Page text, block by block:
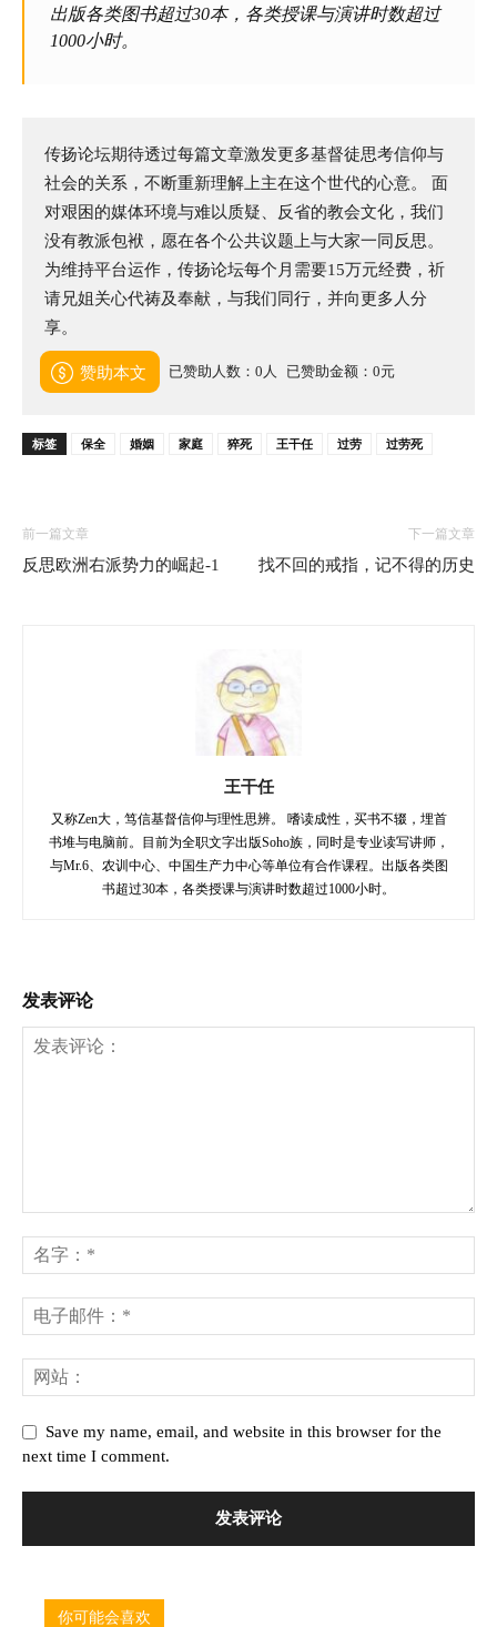
出版各类图书超过30本，各类授课与演讲时数超过
1000小时。
传扬论坛期待透过每篇文章激发更多基督徒思考信仰与
社会的关系，不断重新理解上主在这个世代的心意。 面
对艰困的媒体环境与难以质疑、反省的教会文化，我们
没有教派包袱，愿在各个公共议题上与大家一同反思。
为维持平台运作，传扬论坛每个月需要15万元经费，祈
请兄姐关心代祷及奉献，与我们同行，并向更多人分
享。
赞助本文 已赞助人数：0人 已赞助金额：0元
标签 保全 婚姻 家庭 猝死 王干任 过劳 过劳死
前一篇文章
反思欧洲右派势力的崛起-1
下一篇文章
找不回的戒指，记不得的历史
王干任
又称Zen大，笃信基督信仰与理性思辨。 嗜读成性，买书不辍，埋首
书堆与电脑前。目前为全职文字出版Soho族，同时是专业读写讲师，
与Mr.6、农训中心、中国生产力中心等单位有合作课程。出版各类图
书超过30本，各类授课与演讲时数超过1000小时。
发表评论
Save my name, email, and website in this browser for the
next time I comment.
你可能会喜欢